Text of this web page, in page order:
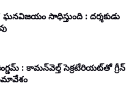
సాధిస్తుంది : దర్శకుడు
: కామన్‌వెల్త్ సెక్రటేరియట్‌తో గ్రీన్